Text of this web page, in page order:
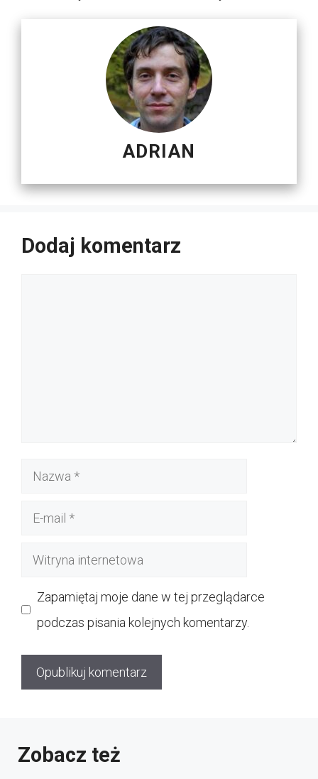
ADRIAN
Dodaj komentarz
Nazwa
Witryna
Zapamiętaj moje dane w tej przeglądarce
podczas pisania kolejnych komentarzy.
Zobacz też